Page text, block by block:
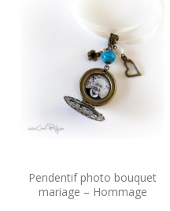
Pendentif photo bouquet
mariage – Hommage